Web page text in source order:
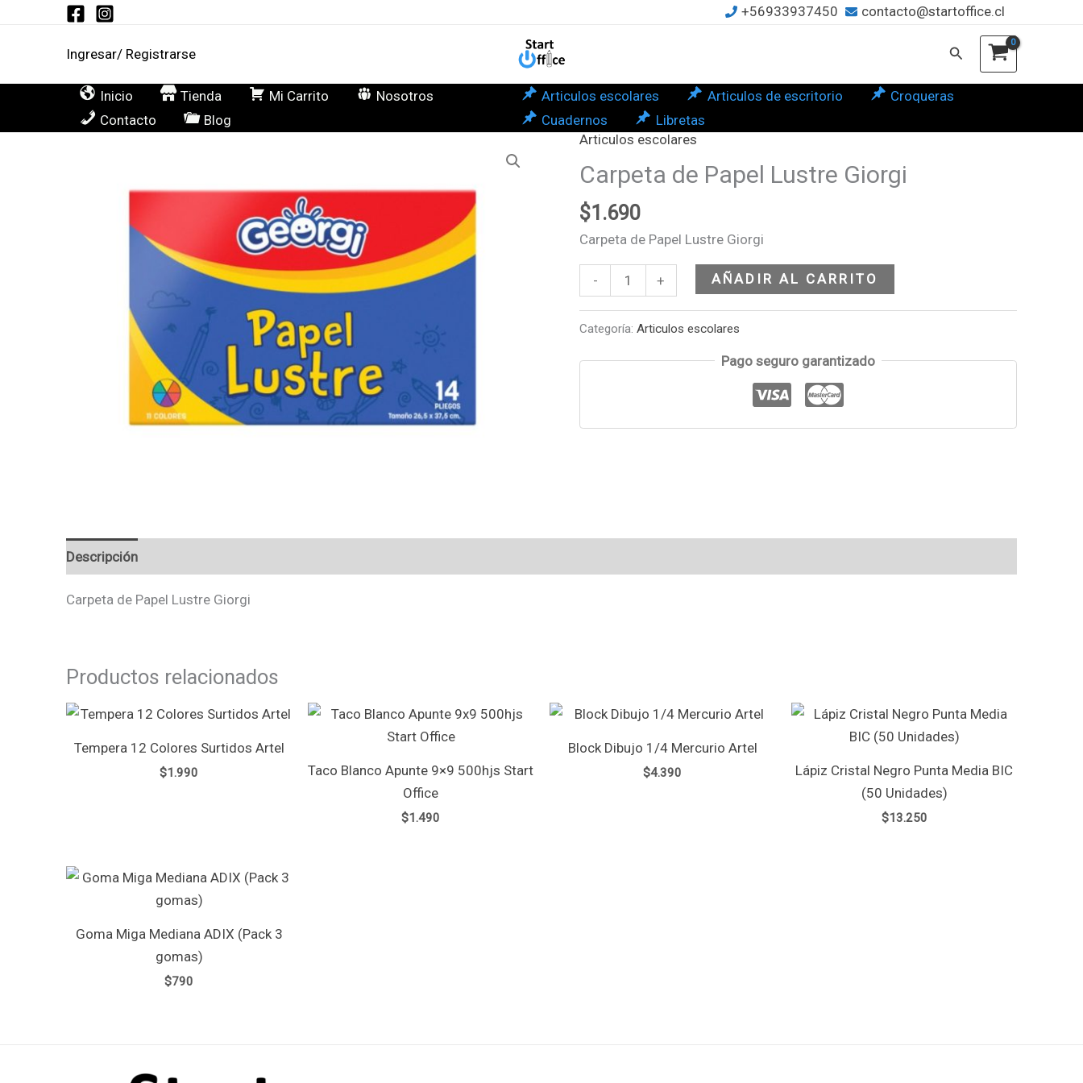
+56933937450 contacto@startoffice.cl
Ingresar/ Registrarse Buscar
Inicio Tienda Mi Carrito
Nosotros
Contacto
Blog
Articulos escolares Articulos de escritorio
Croqueras
Cuadernos
Libretas
Articulos escolares
Carpeta de Papel Lustre Giorgi
$1.690
Carpeta de Papel Lustre Giorgi
-
Carpeta
de
Papel
Lustre
Giorgi
+
AÑADIR AL CARRITO
Categoría:Articulos escolares
Pago seguro garantizado
Descripción
Carpeta de Papel Lustre Giorgi
Productos relacionados
Tempera 12 Colores Surtidos Artel
$1.990
Taco Blanco Apunte 9×9 500hjs Start
Office
$1.490
Block Dibujo 1/4 Mercurio Artel
$4.390
Lápiz Cristal Negro Punta Media BIC
(50 Unidades)
$13.250
Goma Miga Mediana ADIX (Pack 3
gomas)
$790
Lustre